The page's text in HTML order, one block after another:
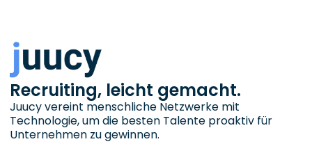
Recruiting, leicht gemacht.
Juucy vereint menschliche Netzwerke mit
Technologie, um die besten Talente proaktiv für
Unternehmen zu gewinnen.